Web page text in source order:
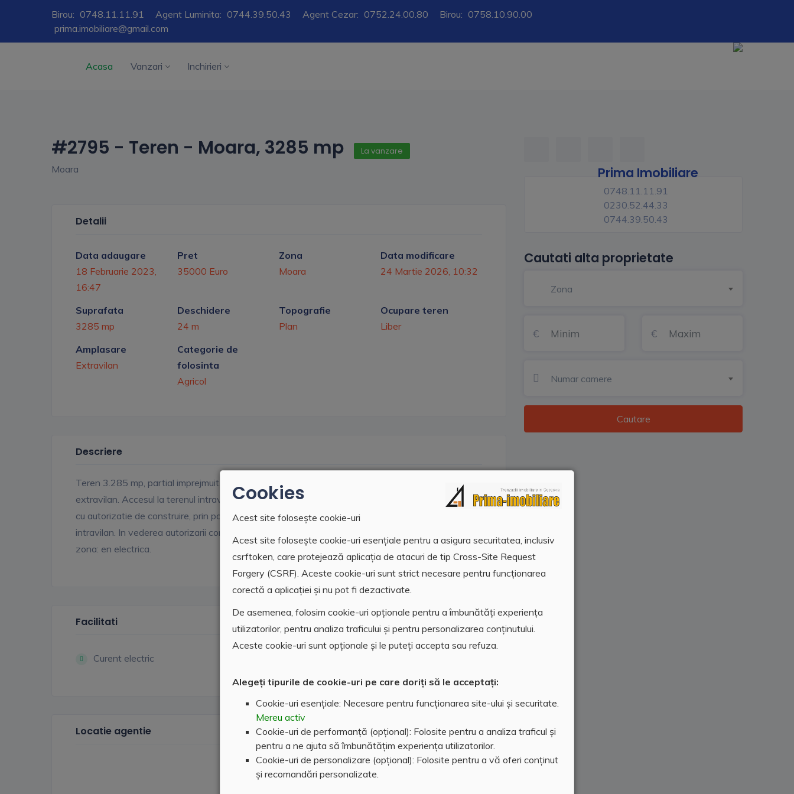
Cookies
Acest site folosește cookie-uri
Acest site folosește cookie-uri esențiale pentru a asigura securitatea, inclusiv
csrftoken, care protejează aplicația de atacuri de tip Cross-Site Request
Forgery (CSRF). Aceste cookie-uri sunt strict necesare pentru funcționarea
corectă a aplicației și nu pot fi dezactivate.
De asemenea, folosim cookie-uri opționale pentru a îmbunătăți experiența
utilizatorilor, pentru analiza traficului și pentru personalizarea conținutului.
Aceste cookie-uri sunt opționale și le puteți accepta sau refuza.
Alegeți tipurile de cookie-uri pe care doriți să le acceptați:
Cookie-uri esențiale: Necesare pentru funcționarea site-ului și securitate.
Mereu activ
Cookie-uri de performanță (opțional): Folosite pentru a analiza traficul și
pentru a ne ajuta să îmbunătățim experiența utilizatorilor.
Cookie-uri de personalizare (opțional): Folosite pentru a vă oferi conținut
și recomandări personalizate.
Birou: 0748.11.11.91 Agent Luminita: 0744.39.50.43 Agent Cezar: 0752.24.00.80 Birou: 0758.10.90.00
prima.imobiliare@gmail.com
Acasa Vanzari Inchirieri
#2795 - Teren - Moara, 3285 mp La vanzare
Moara
Detalii
Data adaugare
18 Februarie 2023,
16:47
Pret
35000 Euro
Zona
Moara
Data modificare
24 Martie 2026, 10:32
Suprafata
3285 mp
Deschidere
24 m
Topografie
Plan
Ocupare teren
Liber
Amplasare
Extravilan
Categorie de
folosinta
Agricol
Descriere
Teren 3.285 mp, partial imprejmuit, situat in Moara-Nica, din care 314 mp intravilan si 2971 mp
extravilan. Accesul la terenul intravilan se face peste un parau, pe un podet care a fost construit
cu autorizatie de construire, prin partea de teren extravilan si drum pietruit pana la terenul
intravilan. In vederea autorizarii constructiei de locuinta este intocmit si un proiect. Utilitati in
zona: en electrica.
Facilitati
Curent electric
Locatie agentie
Prima Imobiliare
0748.11.11.91
0230.52.44.33
0744.39.50.43
Cautati alta proprietate
Zona
Numar camere
Cautare